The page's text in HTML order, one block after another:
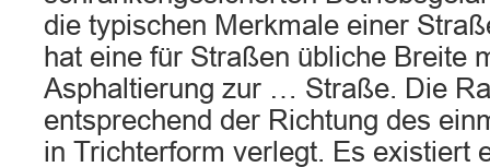
die typischen Merkmale einer
hat eine für Straßen übliche Breite
Asphaltierung zur … Straße. Die
entsprechend der Richtung des
in Trichterform verlegt. Es existiert